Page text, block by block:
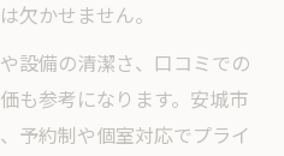
欠かせません。
設備の清潔さ、口コミでの
も参考になります。安城市
予約制や個室対応でプライ